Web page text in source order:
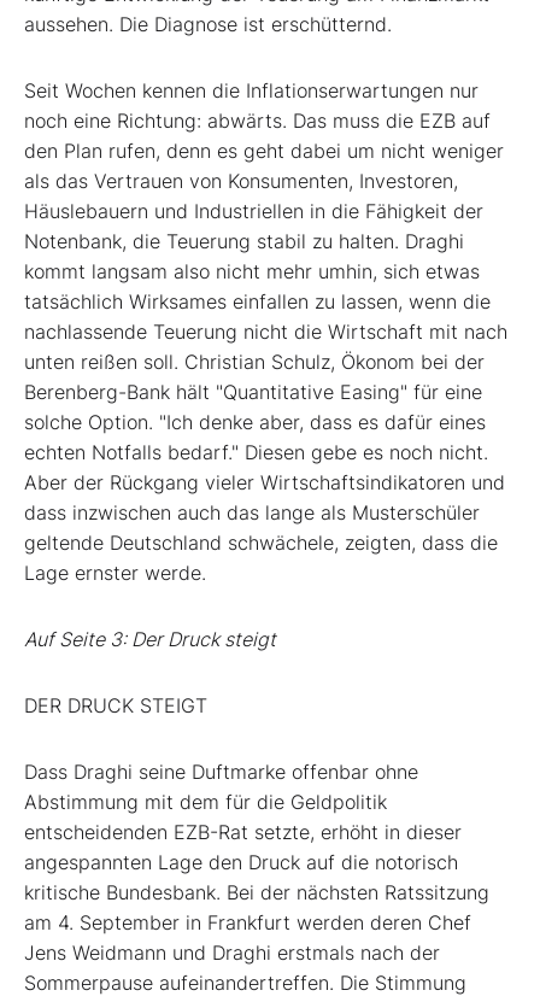
aussehen. Die Diagnose ist erschütternd.
Seit Wochen kennen die Inflationserwartungen nur
noch eine Richtung: abwärts. Das muss die EZB auf
den Plan rufen, denn es geht dabei um nicht weniger
als das Vertrauen von Konsumenten, Investoren,
Häuslebauern und Industriellen in die Fähigkeit der
Notenbank, die Teuerung stabil zu halten. Draghi
kommt langsam also nicht mehr umhin, sich etwas
tatsächlich Wirksames einfallen zu lassen, wenn die
nachlassende Teuerung nicht die Wirtschaft mit nach
unten reißen soll. Christian Schulz, Ökonom bei der
Berenberg-Bank hält "Quantitative Easing" für eine
solche Option. "Ich denke aber, dass es dafür eines
echten Notfalls bedarf." Diesen gebe es noch nicht.
Aber der Rückgang vieler Wirtschaftsindikatoren und
dass inzwischen auch das lange als Musterschüler
geltende Deutschland schwächele, zeigten, dass die
Lage ernster werde.
Auf Seite 3: Der Druck steigt
DER DRUCK STEIGT
Dass Draghi seine Duftmarke offenbar ohne
Abstimmung mit dem für die Geldpolitik
entscheidenden EZB-Rat setzte, erhöht in dieser
angespannten Lage den Druck auf die notorisch
kritische Bundesbank. Bei der nächsten Ratssitzung
am 4. September in Frankfurt werden deren Chef
Jens Weidmann und Draghi erstmals nach der
Sommerpause aufeinandertreffen. Die Stimmung